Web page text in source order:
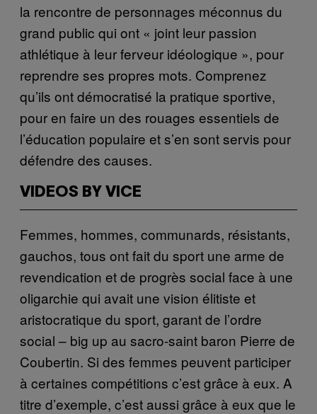
la rencontre de personnages méconnus du
grand public qui ont « joint leur passion
athlétique à leur ferveur idéologique », pour
reprendre ses propres mots. Comprenez
qu’ils ont démocratisé la pratique sportive,
pour en faire un des rouages essentiels de
l’éducation populaire et s’en sont servis pour
défendre des causes.
VIDEOS BY VICE
Femmes, hommes, communards, résistants,
gauchos, tous ont fait du sport une arme de
revendication et de progrès social face à une
oligarchie qui avait une vision élitiste et
aristocratique du sport, garant de l’ordre
social – big up au sacro-saint baron Pierre de
Coubertin. Si des femmes peuvent participer
à certaines compétitions c’est grâce à eux. A
titre d’exemple, c’est aussi grâce à eux que le